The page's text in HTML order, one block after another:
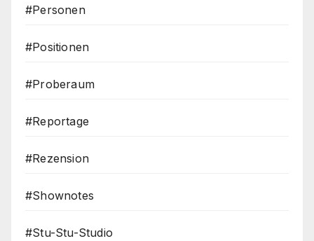
#Personen
#Positionen
#Proberaum
#Reportage
#Rezension
#Shownotes
#Stu-Stu-Studio